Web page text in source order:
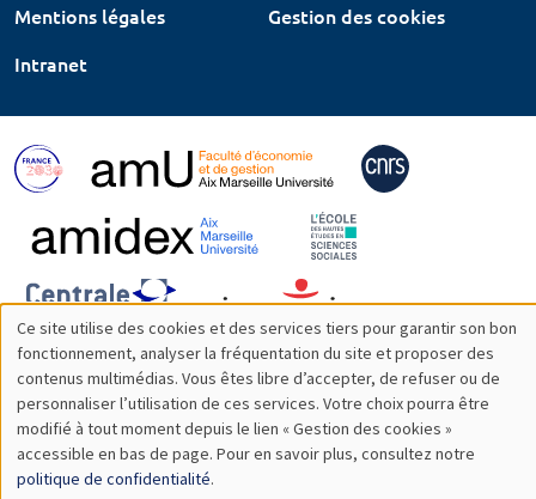
Mentions légales
Gestion des cookies
Intranet
Utilisation
des
données
personnelles
Ce site utilise des cookies et des services tiers pour garantir son bon
fonctionnement, analyser la fréquentation du site et proposer des
contenus multimédias. Vous êtes libre d’accepter, de refuser ou de
personnaliser l’utilisation de ces services. Votre choix pourra être
modifié à tout moment depuis le lien « Gestion des cookies »
accessible en bas de page. Pour en savoir plus, consultez notre
politique de confidentialité.